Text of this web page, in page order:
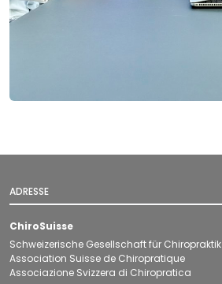
ADRESSE
ChiroSuisse
Schweizerische Gesellschaft für Chiropraktik
Association Suisse de Chiropratique
Associazione Svizzera di Chiropratica